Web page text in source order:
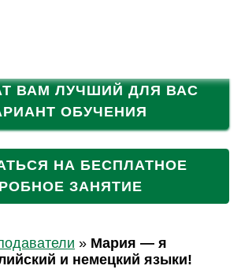
ВАМ ЛУЧШИЙ ДЛЯ ВАС
ОБУЧЕНИЯ
НА БЕСПЛАТНОЕ
ЗАНЯТИЕ
» Мария — я
и немецкий языки!